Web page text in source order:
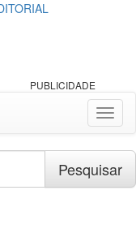
PUBLICIDADE
Pesquisar